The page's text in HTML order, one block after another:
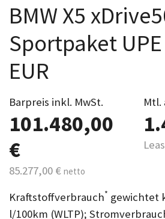
BMW X5
Sportpaket
EUR
Barpreis inkl. MwSt.
101.480,00
€
85.277,00 € netto
Mtl.
Kraftstoffverbrauch* gewichtet
l/100km (WLTP);